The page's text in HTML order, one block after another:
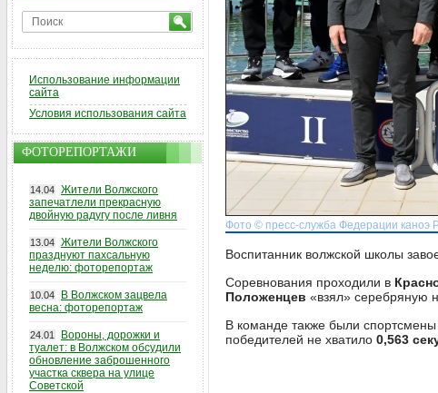
Фото © пресс-служба Федерации каноэ
Воспитанник волжской школы
Соревнования проходили в
Положенцев «взял» серебряную
В команде также были спортсмены
победителей не хватило 0,563
Использование информации
сайта
Условия использования сайта
ФОТОРЕПОРТАЖИ
14.04 Жители Волжского
запечатлели прекрасную
двойную радугу после ливня
13.04 Жители Волжского
празднуют пахсальную
неделю: фоторепортаж
10.04
В Волжском зацвела
весна: фоторепортаж
24.01
Вороны, дорожки и
туалет: в Волжском обсудили
обновление заброшенного
участка сквера на улице
Советской